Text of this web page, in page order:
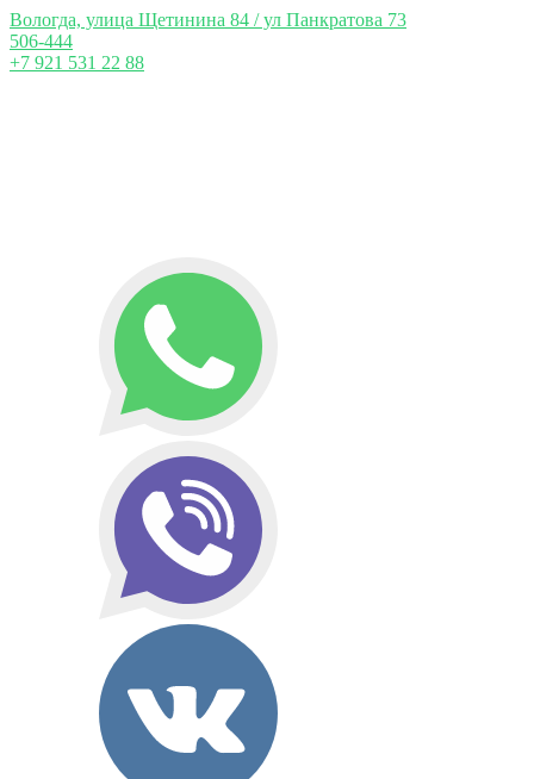
Вологда, улица Щетинина 84 / ул Панкратова 73
506-444
+7 921 531 22 88